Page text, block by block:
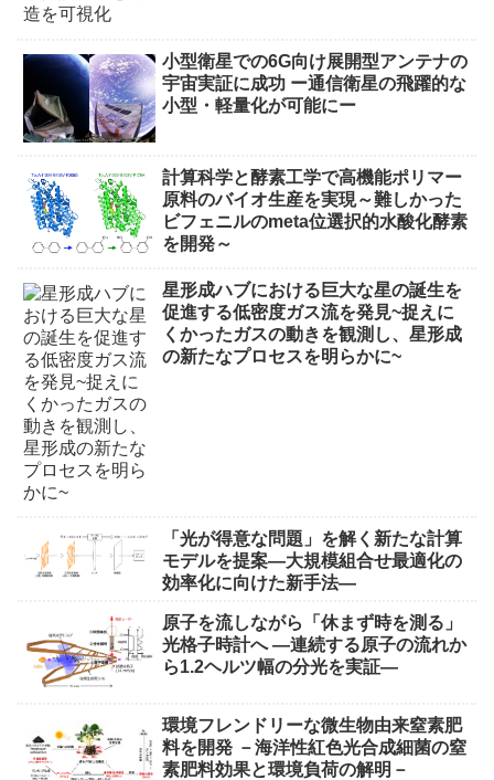
小型衛星での6G向け展開型アンテナの
宇宙実証に成功 ー通信衛星の飛躍的な
小型・軽量化が可能にー
計算科学と酵素工学で高機能ポリマー
原料のバイオ生産を実現～難しかった
ビフェニルのmeta位選択的水酸化酵素
を開発～
星形成ハブにおける巨大な星の誕生を
促進する低密度ガス流を発見~捉えに
くかったガスの動きを観測し、星形成
の新たなプロセスを明らかに~
「光が得意な問題」を解く新たな計算
モデルを提案―大規模組合せ最適化の
効率化に向けた新手法―
原子を流しながら「休まず時を測る」
光格子時計へ ―連続する原子の流れか
ら1.2ヘルツ幅の分光を実証―
環境フレンドリーな微生物由来窒素肥
料を開発 －海洋性紅色光合成細菌の窒
素肥料効果と環境負荷の解明－